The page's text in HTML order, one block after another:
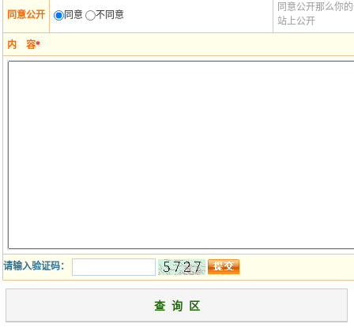
同意公开 同意 不同意
同意公开那么你
站上公开
内 容*
请输入验证码：
查 询 区